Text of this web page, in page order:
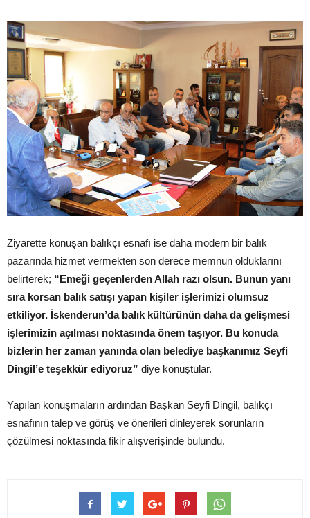
Ziyarette konuşan balıkçı esnafı ise daha modern bir balık
pazarında hizmet vermekten son derece memnun olduklarını
belirterek; “Emeği geçenlerden Allah razı olsun. Bunun yanı
sıra korsan balık satışı yapan kişiler işlerimizi olumsuz
etkiliyor. İskenderun’da balık kültürünün daha da gelişmesi
işlerimizin açılması noktasında önem taşıyor. Bu konuda
bizlerin her zaman yanında olan belediye başkanımız Seyfi
Dingil’e teşekkür ediyoruz” diye konuştular.
Yapılan konuşmaların ardından Başkan Seyfi Dingil, balıkçı
esnafının talep ve görüş ve önerileri dinleyerek sorunların
çözülmesi noktasında fikir alışverişinde bulundu.